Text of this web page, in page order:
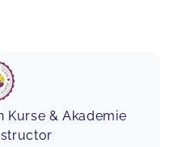
Kurse & Akademie